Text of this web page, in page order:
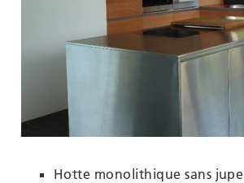
Hotte monolithique sans jupe